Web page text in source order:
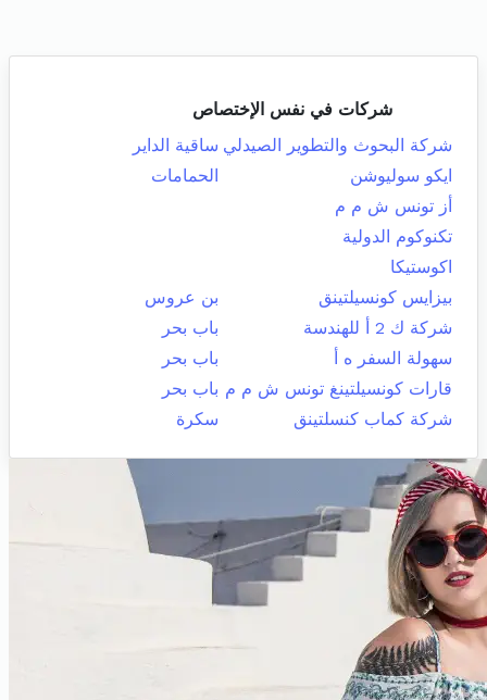
شركات في نفس الإختصاص
شركة البحوث والتطوير الصيدلي ساقية الداير
ايكو سوليوشن
الحمامات
أز تونس ش م م
تكنوكوم الدولية
اكوستيكا
بيزايس كونسيلتينق
بن عروس
شركة ك 2 أ للهندسة
باب بحر
سهولة السفر ه أ
باب بحر
قارات كونسيلتينغ تونس ش م م باب بحر
شركة كماب كنسلتينق
سكرة